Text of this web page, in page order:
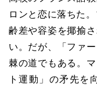
ロンと恋に落ちた
齢差や容姿を揶揄
い。だが、「ファ
棘の道でもある。
ト運動」の矛先を